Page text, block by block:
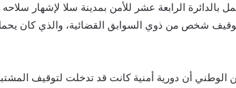
الرابعة عشر للأمن بمدينة سلا لإشهار
شخص من ذوي السوابق القضائية، والذي كان
الوطني أن دورية أمنية كانت قد تدخلت لتوقيف